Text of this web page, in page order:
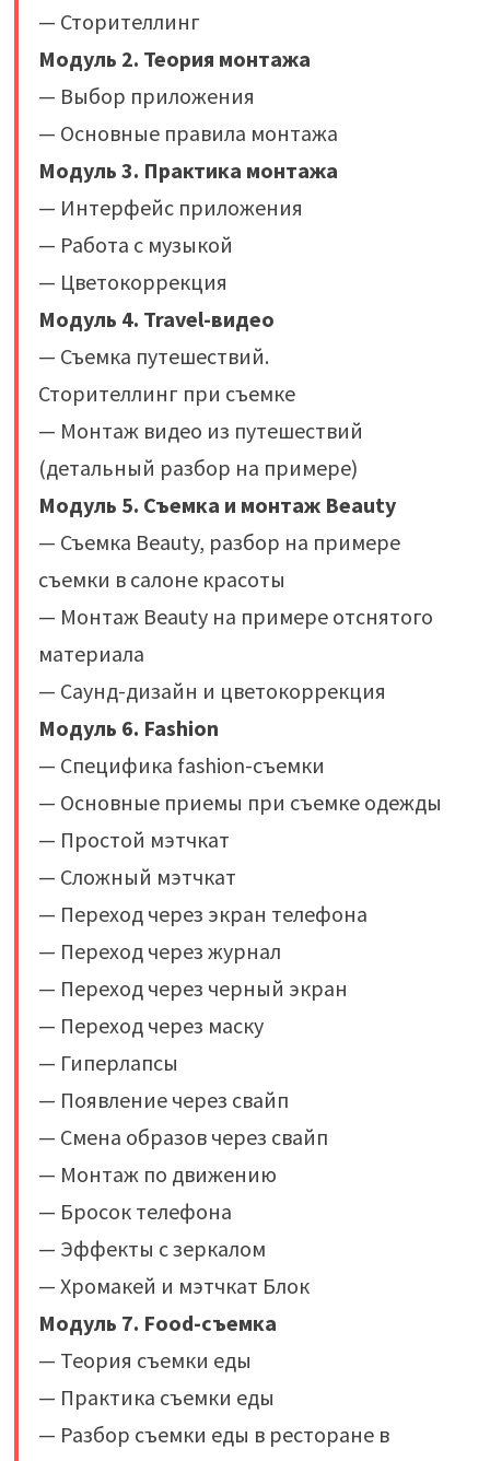
— Сторителлинг‌
Модуль 2. Теория монтажа
— Выбор приложения
— Основные правила монтажа‌
Модуль 3. Практика монтажа
— Интерфейс приложения
— Работа с музыкой
— Цветокоррекция‌
Модуль 4. Travel-видео
— Съемка путешествий.
Сторителлинг при съемке
— Монтаж видео из путешествий
(детальный разбор на примере)‌
Модуль 5. Съемка и монтаж Beauty
— Съемка Beauty, разбор на примере
съемки в салоне красоты
— Монтаж Beauty на примере отснятого
материала
— Саунд-дизайн и цветокоррекция
Модуль 6. Fashion
— Специфика fashion-съемки
— Основные приемы при съемке одежды
— Простой мэтчкат
— Сложный мэтчкат
— Переход через экран телефона
— Переход через журнал
— Переход через черный экран
— Переход через маску
— Гиперлапсы
— Появление через свайп
— Смена образов через свайп
— Монтаж по движению
— Бросок телефона
— Эффекты с зеркалом
— Хромакей и мэтчкат ‌Блок
Модуль 7. Food-съемка
— Теория съемки еды
— Практика съемки еды
— Разбор съемки еды в ресторане в